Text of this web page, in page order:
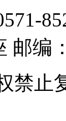
邮编
禁止